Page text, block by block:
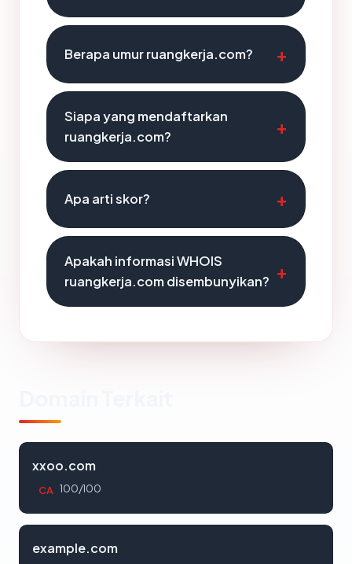
Berapa umur ruangkerja.com?
Siapa yang mendaftarkan
ruangkerja.com?
Apa arti skor?
Apakah informasi WHOIS
ruangkerja.com disembunyikan?
xxoo.com
CA 100/100
example.com